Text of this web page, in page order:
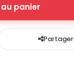
panier
Partager